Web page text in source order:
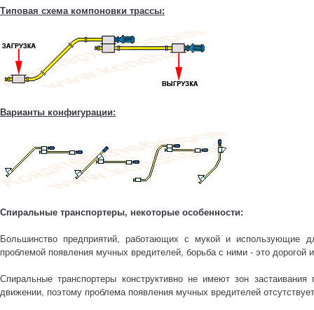
Типовая схема компоновки трассы:
Варианты конфигурации:
Спиральные транспортеры, некоторые особенности:
Большинство предприятий, работающих с мукой и использующие
проблемой появления мучных вредителей, борьба с ними - это дорогой
Спиральные транспортеры конструктивно не имеют зон
движении, поэтому проблема появления мучных вредителей